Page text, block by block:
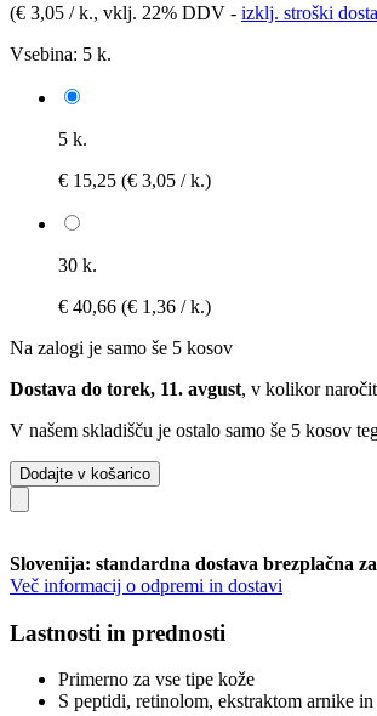
(€ 3,05 / k., vklj. 22% DDV - izklj. stroški
Vsebina: 5 k.
5 k.
€ 15,25 (€ 3,05 / k.)
30 k.
€ 40,66 (€ 1,36 / k.)
Na zalogi je samo še 5 kosov
Dostava do torek, 11. avgust, v kolikor
V našem skladišču je ostalo samo še 5 kosov
Dodajte v košarico
Slovenija: standardna dostava brezplačna
Več informacij o odpremi in dostavi
Lastnosti in prednosti
Primerno za vse tipe kože
S peptidi, retinolom, ekstraktom arnike